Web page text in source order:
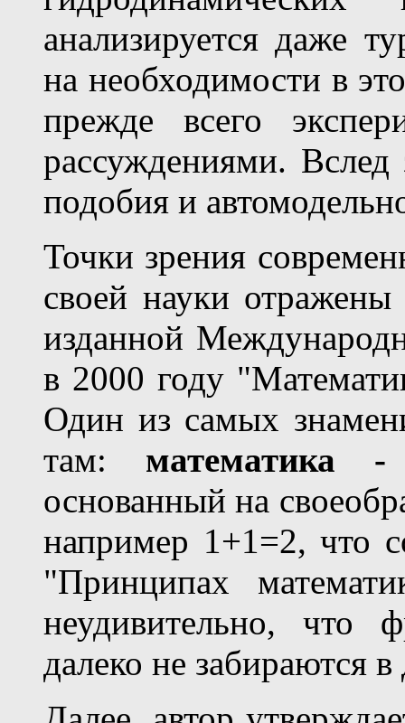
анализируется даже
на необходимости в
прежде всего
рассуждениями.
подобия и
Точки зрения
своей науки
изданной
в 2000 году
Один из самых
там: математика
основанный на
например 1+1=2, что
"Принципах
неудивительно, что
далеко не забираются